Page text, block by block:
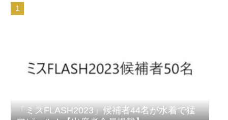
「ミスFLASH2023」候補者44名が水着で猛